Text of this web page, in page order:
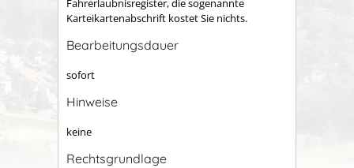
Fahrerlaubnisregister, die sogenannte
Karteikartenabschrift kostet Sie nichts.
Bearbeitungsdauer
sofort
Hinweise
keine
Rechtsgrundlage